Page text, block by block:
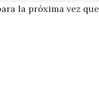
la próxima vez que